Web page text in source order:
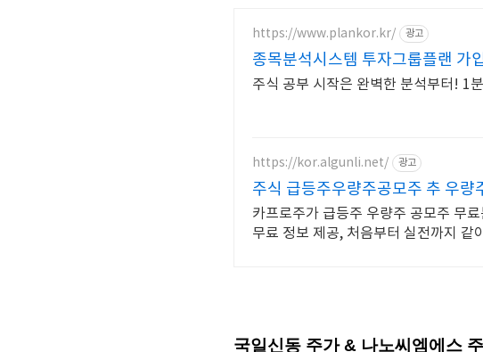
https://www.plankor.kr/ 광고
종목분석시스템 투자그룹플랜 가
주식 공부 시작은 완벽한 분석부터! 1
https://kor.algunli.net/ 광고
주식 급등주우량주공모주 추 우량
카프로주가 급등주 우량주 공모주 무
무료 정보 제공, 처음부터 실전까지 같
국일신동 주가 & 나노씨엠에스